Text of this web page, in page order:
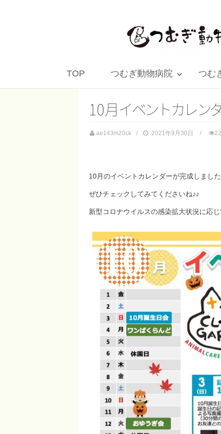
TOP つむぎ動物病院 つむ
10 月 イベント カ レン
ae143m20ck 2021年9月30日
10月のイベントカレンダーが完成しまし
ぜひチェックしてみてくださいね♪♪
新型コロナウイルスの感染拡大状況に応